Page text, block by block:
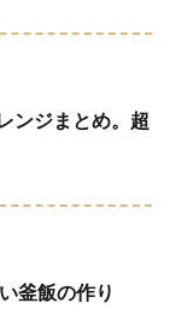
ンジまとめ。超
釜飯の作り